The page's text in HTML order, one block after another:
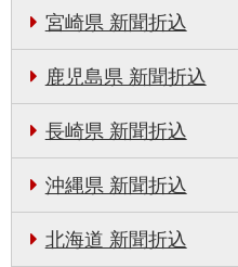
宮崎県 新聞折込
鹿児島県 新聞折込
長崎県 新聞折込
沖縄県 新聞折込
北海道 新聞折込